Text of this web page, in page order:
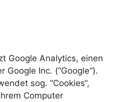
Google Analytics, einen
Google Inc. (“Google“).
sog. “Cookies“,
Computer